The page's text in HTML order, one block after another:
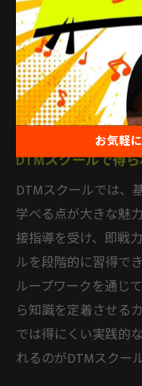
し、苦手分野を重点
アップできます。
DTMスクー
DTMスクールで得
DTMスクールでは、
学べる点が大きな魅
接指導を受け、即戦
ルを段階的に習得で
ループワークを通じ
ら知識を定着させる
では得にくい実践的
れるのがDTMスクー
お気軽
お気軽